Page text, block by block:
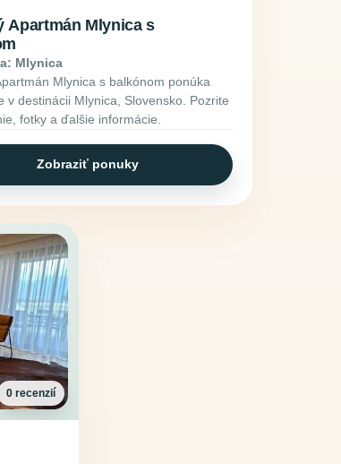
Apartmán Mlynica s
Mlynica
Mlynica s balkónom ponúka
v destinácii Mlynica, Slovensko. Pozrite
fotky a ďalšie informácie.
Zobraziť ponuky
0 recenzií